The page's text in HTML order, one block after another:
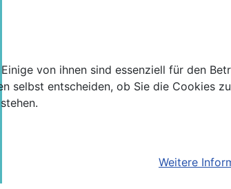
von ihnen sind essenziell für den
selbst entscheiden, ob Sie die Cookies
Weitere